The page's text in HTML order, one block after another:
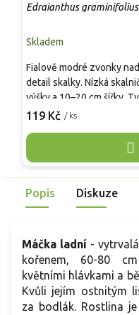
Edraianthus graminifolius
Skladem
119 Kč / ks
Fialově modré zvonky
detail skalky. Nízká
výšky a 10–20 cm šířky.
trávovitých zelených
měřítku vynikne v
záhonech i mezi nízkými
stříbrolistými trvalkami.
Popis Diskuze
Máčka ladní -
kořenem, 60-80
květními hlávkami a
Kvůli jejím ostnitým
za bodlák. Rostlina